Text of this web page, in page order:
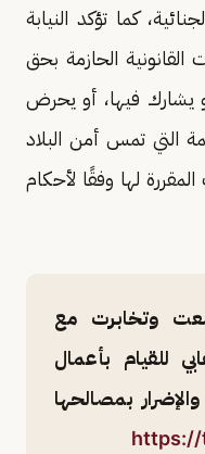
كما تؤكد النيابة
القانونية الحازمة بحق
يشارك فيها، أو يحرض
التي تمس أمن البلاد
لها وفقًا لأحكام
وتخابرت مع
للقيام بأعمال
بمصالحها
https://